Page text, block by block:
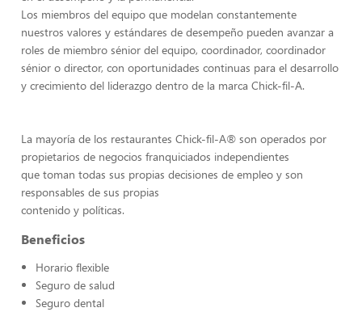
Los miembros del equipo que modelan constantemente
nuestros valores y estándares de desempeño pueden avanzar a
roles de miembro sénior del equipo, coordinador, coordinador
sénior o director, con oportunidades continuas para el desarrollo
y crecimiento del liderazgo dentro de la marca Chick-fil-A.
La mayoría de los restaurantes Chick-fil-A® son operados por
propietarios de negocios franquiciados independientes
que toman todas sus propias decisiones de empleo y son
responsables de sus propias
contenido y políticas.
Beneficios
Horario flexible
Seguro de salud
Seguro dental